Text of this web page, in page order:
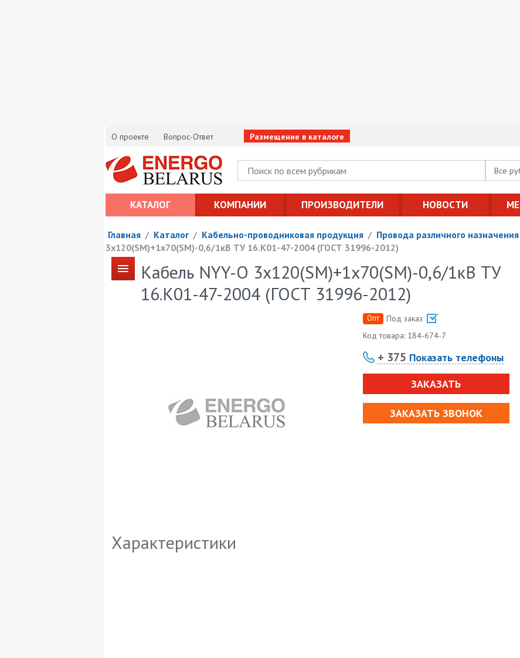
О проекте Вопрос-Ответ Размещение в каталоге
Все
КАТАЛОГ КОМПАНИИ ПРОИЗВОДИТЕЛИ НОВОСТИ
Главная / Каталог / Кабельно-проводниковая продукция / Провода различного назначения
3х120(SM)+1х70(SM)-0,6/1кВ ТУ 16.К01-47-2004 (ГОСТ 31996-2012)
Кабель NYY-O 3х120(SM)+1х70(SM)-0,6/1кВ ТУ
16.К01-47-2004 (ГОСТ 31996-2012)
Опт
Под заказ
Код товара: 184-674-7
+ 375 Показать телефоны
ЗАКАЗАТЬ
ЗАКАЗАТЬ ЗВОНОК
Характеристики